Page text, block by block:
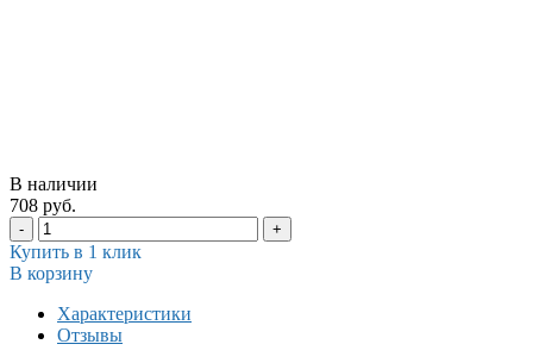
В наличии
708 руб.
- +
Купить в 1 клик
В корзину
Характеристики
Отзывы